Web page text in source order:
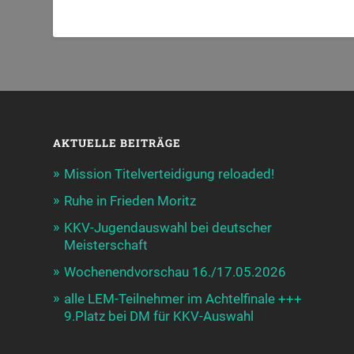
AKTUELLE BEITRÄGE
Mission Titelverteidigung reloaded!
Ruhe in Frieden Moritz
KKV-Jugendauswahl bei deutscher
Meisterschaft
Wochenendvorschau 16./17.05.2026
alle LEM-Teilnehmer im Achtelfinale +++
9.Platz bei DM für KKV-Auswahl